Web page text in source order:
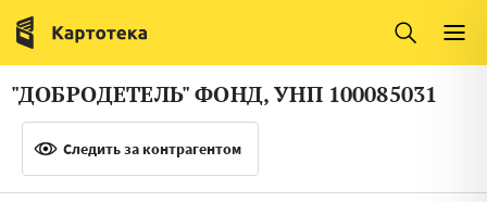
Италия
Люксембург
Литва
Нидерланды
"ДОБРОДЕТЕЛЬ" ФОНД, УНП 100085031
Следить за контрагентом